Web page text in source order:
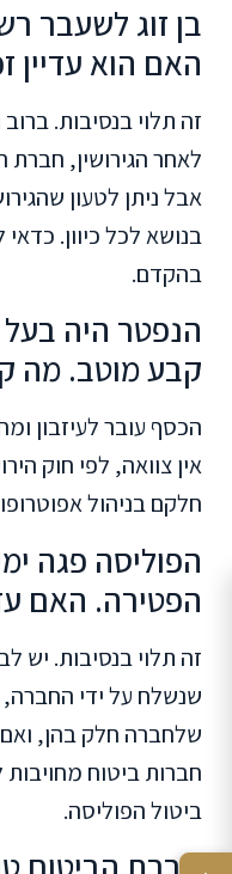
בן זוג לשעבר
האם הוא עדיין
זה תלוי בנסיבות.
לאחר הגירושין, חברת
אבל ניתן לטעון
בנושא לכל כיוון.
בהקדם.
הנפטר היה בעל
קבע מוטב. מה
הכסף עובר לעיזבון
אין צוואה, לפי חוק
חלקם בניהול
הפוליסה פגה
הפטירה. האם
זה תלוי בנסיבות. יש
שנשלח על ידי
שלחברה חלק בהן,
חברות ביטוח
ביטול הפוליסה.